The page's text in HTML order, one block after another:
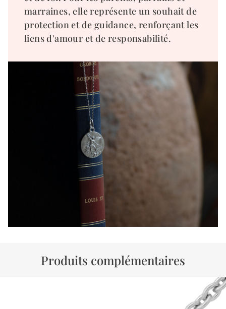
marraines, elle représente un souhait de
protection et de guidance, renforçant les
liens d'amour et de responsabilité.
Produits complémentaires